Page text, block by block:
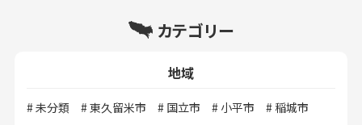
カテゴリー
地域
未分類 東久留米市 国立市 小平市
稲城市